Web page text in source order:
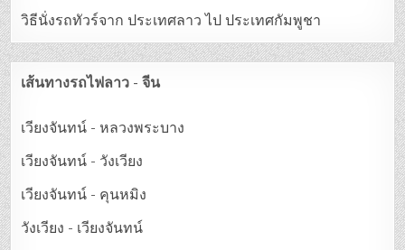
วิธีนั่งรถทัวร์จาก ประเทศลาว ไป ประเทศกัมพูชา
เส้นทางรถไฟลาว - จีน
เวียงจันทน์ - หลวงพระบาง
เวียงจันทน์ - วังเวียง
เวียงจันทน์ - คุนหมิง
วังเวียง - เวียงจันทน์